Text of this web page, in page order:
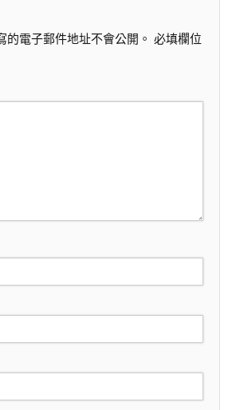
的電子郵件地址不會公開。 必填欄位